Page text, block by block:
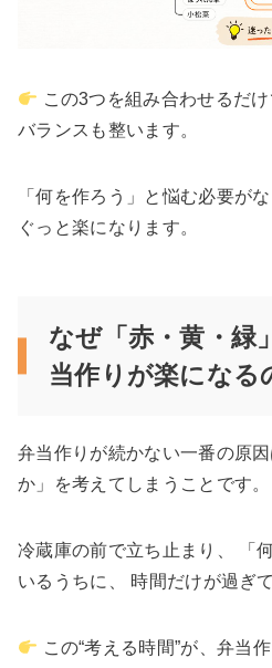
この3つを組み合わせるだ
バランスも整います。
「何を作ろう」と悩む必要が
ぐっと楽になります。
なぜ「赤・黄・緑
当作りが楽になる
弁当作りが続かない一番の原因
か」を考えてしまうことです。
冷蔵庫の前で立ち止まり、 「
いるうちに、 時間だけが過ぎ
この“考える時間”が、弁当